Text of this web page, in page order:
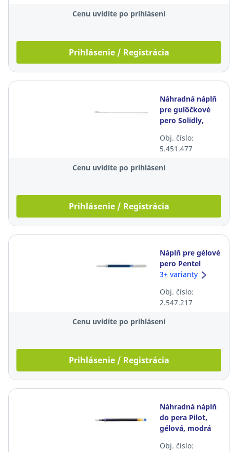
Cenu uvidíte po prihlásení
Prihlásenie / Registrácia
Náhradná náplň
pre guľôčkové
pero Solidly,
Obj. číslo:
5.451.477
Cenu uvidíte po prihlásení
Prihlásenie / Registrácia
Náplň pre gélové
pero Pentel
Energel XM
3+ varianty
Obj. číslo:
2.547.217
Cenu uvidíte po prihlásení
Prihlásenie / Registrácia
Náhradná náplň
do pera Pilot,
gélová, modrá
Obj. číslo: